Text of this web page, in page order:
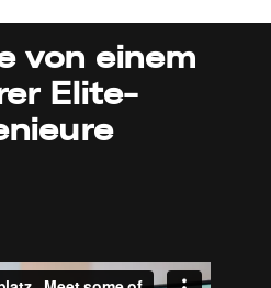
von einem
Elite-